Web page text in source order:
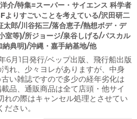
介/特集=スーパー・サイエンス 科学者
よりすごいことを考えている/沢田研二
太郎/川谷拓三/落合恵子/熱想ボデ・デ
室等)/所ジョージ/泉谷しげる/パスカル
納典明)/沖縄・嘉手納基地/他
6月1日発行/ベップ出版、飛行船出版
れ、少々ヨレがありますが、中身
い雑誌ですので多少の経年劣化は
品、通販商品は全て店頭・他サイ
れの際はキャンセル処理とさせてい
さい。